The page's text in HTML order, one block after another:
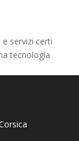
servizi certi
tecnologia